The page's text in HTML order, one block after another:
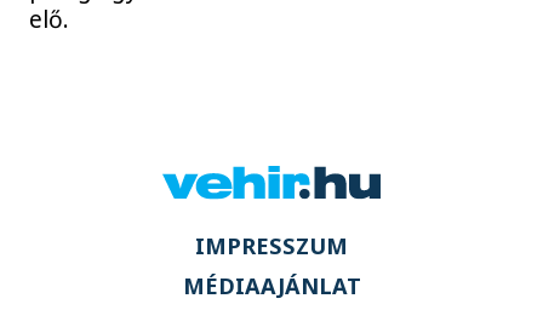
elő.
IMPRESSZUM
MÉDIAAJÁNLAT